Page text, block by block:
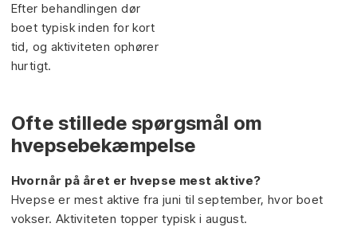
Efter behandlingen dør
boet typisk inden for kort
tid, og aktiviteten ophører
hurtigt.
Ofte stillede spørgsmål om
hvepsebekæmpelse
Hvornår på året er hvepse mest aktive?
Hvepse er mest aktive fra juni til september, hvor boet
vokser. Aktiviteten topper typisk i august.